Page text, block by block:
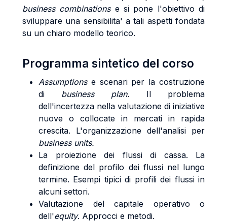
business combinationse si pone l'obiettivo di
sviluppare una sensibilita' a tali aspetti fondata
su un chiaro modello teorico.
Programma sintetico del corso
Assumptions e scenari per la costruzione
di business plan. Il problema
dell'incertezza nella valutazione di iniziative
nuove o collocate in mercati in rapida
crescita. L'organizzazione dell'analisi per
business units.
La proiezione dei flussi di cassa. La
definizione del profilo dei flussi nel lungo
termine. Esempi tipici di profili dei flussi in
alcuni settori.
Valutazione del capitale operativo o
dell'equity. Approcci e metodi.